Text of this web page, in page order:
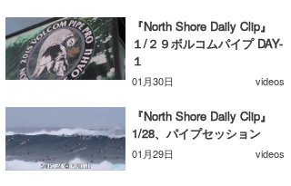
『North Shore Daily Clip』
１/２９ボルコムパイプ DAY-
１
01月30日 videos
『North Shore Daily Clip』
1/28、パイプセッション
01月29日 videos
ライター/寄稿メディア
Naoya Kimoto
mitsuteru Kamio
メディア
SURFMEDIA
波伝説アンバサダー/プロライダー